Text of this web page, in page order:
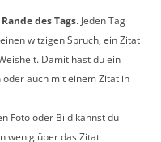
des Tags. Jeden Tag
witzigen Spruch, ein Zitat
Damit hast du ein
auch mit einem Zitat in
Foto oder Bild kannst du
wenig über das Zitat